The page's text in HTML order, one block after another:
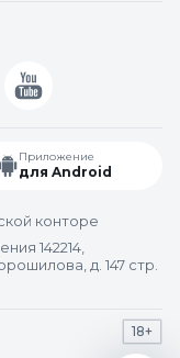
Приложение
для Android
конторе
142214,
д. 147 стр.
18+